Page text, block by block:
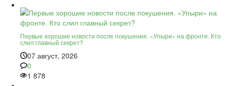
Первые хорошие новости после покушения. «Упыри» на фронте. Кто
слил главный секрет?
07 август, 2026
0
1 878